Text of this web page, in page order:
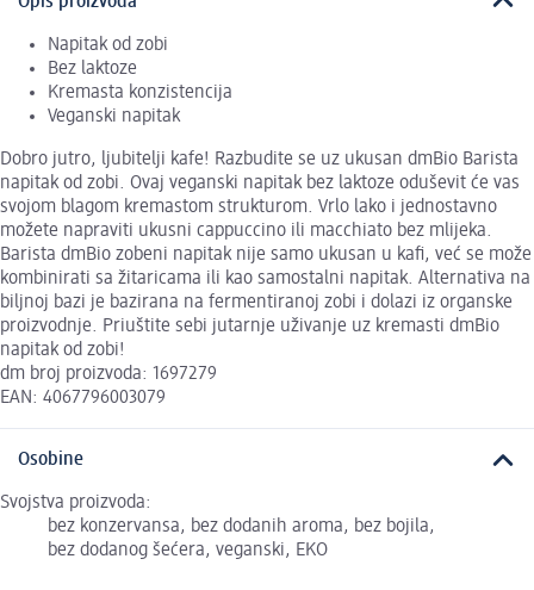
Napitak od zobi
Bez laktoze
Kremasta konzistencija
Veganski napitak
Dobro jutro, ljubitelji kafe! Razbudite se uz ukusan dmBio Barista
napitak od zobi. Ovaj veganski napitak bez laktoze oduševit će vas
svojom blagom kremastom strukturom. Vrlo lako i jednostavno
možete napraviti ukusni cappuccino ili macchiato bez mlijeka.
Barista dmBio zobeni napitak nije samo ukusan u kafi, već se može
kombinirati sa žitaricama ili kao samostalni napitak. Alternativa na
biljnoj bazi je bazirana na fermentiranoj zobi i dolazi iz organske
proizvodnje. Priuštite sebi jutarnje uživanje uz kremasti dmBio
napitak od zobi!
dm broj proizvoda: 1697279
EAN: 4067796003079
Osobine
Svojstva proizvoda:
bez konzervansa, bez dodanih aroma, bez bojila,
bez dodanog šećera, veganski, EKO